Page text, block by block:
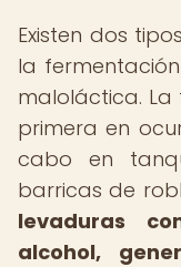
Existen dos
la
maloláctica.
primera en
cabo en
barricas de
levaduras
alcohol,